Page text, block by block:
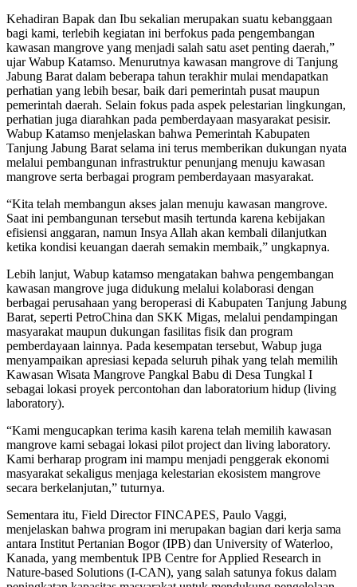
Kehadiran Bapak dan Ibu sekalian merupakan suatu kebanggaan
bagi kami, terlebih kegiatan ini berfokus pada pengembangan
kawasan mangrove yang menjadi salah satu aset penting daerah,”
ujar Wabup Katamso. Menurutnya kawasan mangrove di Tanjung
Jabung Barat dalam beberapa tahun terakhir mulai mendapatkan
perhatian yang lebih besar, baik dari pemerintah pusat maupun
pemerintah daerah. Selain fokus pada aspek pelestarian lingkungan,
perhatian juga diarahkan pada pemberdayaan masyarakat pesisir.
Wabup Katamso menjelaskan bahwa Pemerintah Kabupaten
Tanjung Jabung Barat selama ini terus memberikan dukungan nyata
melalui pembangunan infrastruktur penunjang menuju kawasan
mangrove serta berbagai program pemberdayaan masyarakat.
“Kita telah membangun akses jalan menuju kawasan mangrove.
Saat ini pembangunan tersebut masih tertunda karena kebijakan
efisiensi anggaran, namun Insya Allah akan kembali dilanjutkan
ketika kondisi keuangan daerah semakin membaik,” ungkapnya.
Lebih lanjut, Wabup katamso mengatakan bahwa pengembangan
kawasan mangrove juga didukung melalui kolaborasi dengan
berbagai perusahaan yang beroperasi di Kabupaten Tanjung Jabung
Barat, seperti PetroChina dan SKK Migas, melalui pendampingan
masyarakat maupun dukungan fasilitas fisik dan program
pemberdayaan lainnya. Pada kesempatan tersebut, Wabup juga
menyampaikan apresiasi kepada seluruh pihak yang telah memilih
Kawasan Wisata Mangrove Pangkal Babu di Desa Tungkal I
sebagai lokasi proyek percontohan dan laboratorium hidup (living
laboratory).
“Kami mengucapkan terima kasih karena telah memilih kawasan
mangrove kami sebagai lokasi pilot project dan living laboratory.
Kami berharap program ini mampu menjadi penggerak ekonomi
masyarakat sekaligus menjaga kelestarian ekosistem mangrove
secara berkelanjutan,” tuturnya.
Sementara itu, Field Director FINCAPES, Paulo Vaggi,
menjelaskan bahwa program ini merupakan bagian dari kerja sama
antara Institut Pertanian Bogor (IPB) dan University of Waterloo,
Kanada, yang membentuk IPB Centre for Applied Research in
Nature-based Solutions (I-CAN), yang salah satunya fokus dalam